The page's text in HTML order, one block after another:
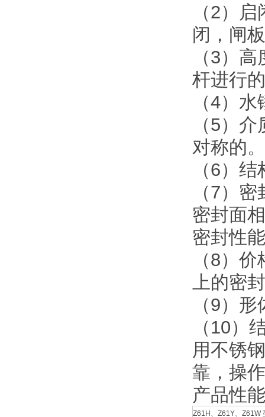
（2）
闭，闸
（3）
杆进行
（4）
（5）
对称的。
（6）
（7）
密封面
密封性
（8）
上的密
（9）
（10）
用不锈
靠，操
产品性
Z61H、Z61Y、Z61W